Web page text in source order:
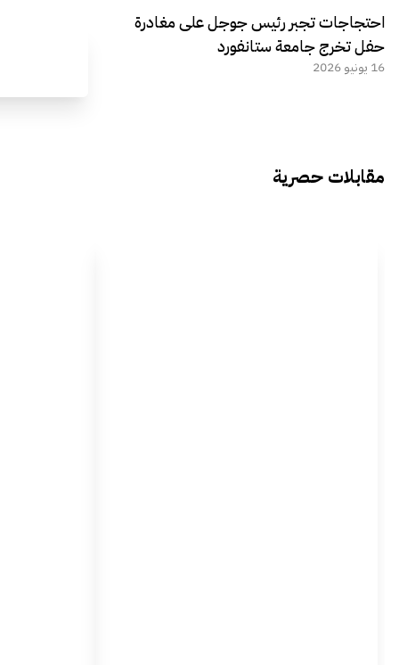
احتجاجات تجبر رئيس جوجل على مغادرة
حفل تخرج جامعة ستانفورد
16 يونيو 2026
مقابلات حصرية